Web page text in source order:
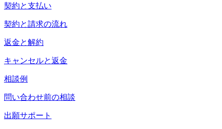
契約と支払い
契約と請求の流れ
返金と解約
キャンセルと返金
相談例
問い合わせ前の相談
出願サポート